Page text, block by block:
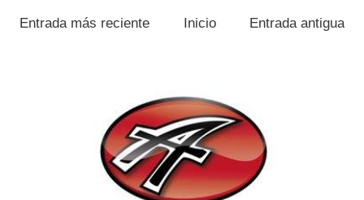
Entrada más reciente Entrada antigua
Inicio